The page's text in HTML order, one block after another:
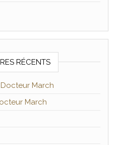
RÉCENTS
March
March